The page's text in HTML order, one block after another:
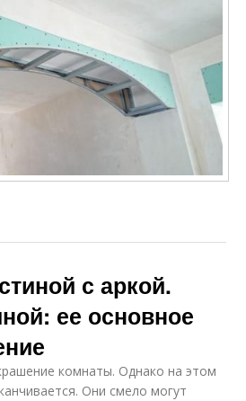
с аркой.
ее основное
комнаты. Однако на этом
Они смело могут